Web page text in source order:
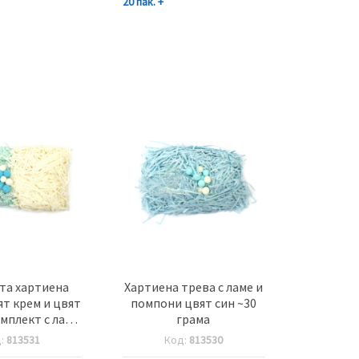
хартиена
крем и цвят
с ламе
~30 грама
813531
Хартиена трева с ламе и
помпони цвят син ~30
грама
Код: 813530